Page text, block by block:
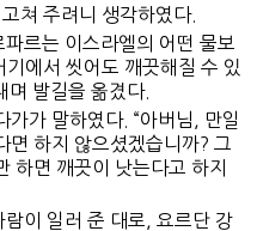
쳐 주려니 생각하였다.
르는 이스라엘의 어떤 물보
에서 씻어도 깨끗해질 수 있
며 발길을 옮겼다.
가가 말하였다. “아버님, 만일
면 하지 않으셨겠습니까? 그
하면 깨끗이 낫는다고 하지
이 일러 준 대로, 요르단 강